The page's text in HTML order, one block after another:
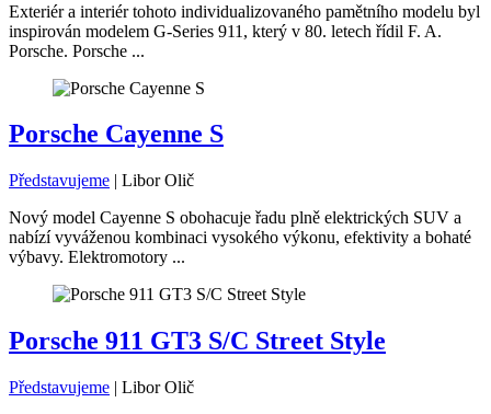
Exteriér a interiér tohoto individualizovaného pamětního modelu byl
inspirován modelem G-Series 911, který v 80. letech řídil F. A.
Porsche. Porsche ...
Porsche Cayenne S
Představujeme | Libor Olič
Nový model Cayenne S obohacuje řadu plně elektrických SUV a
nabízí vyváženou kombinaci vysokého výkonu, efektivity a bohaté
výbavy. Elektromotory ...
Porsche 911 GT3 S/C Street Style
Představujeme | Libor Olič